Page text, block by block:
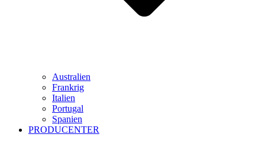
Australien
Frankrig
Italien
Portugal
Spanien
PRODUCENTER